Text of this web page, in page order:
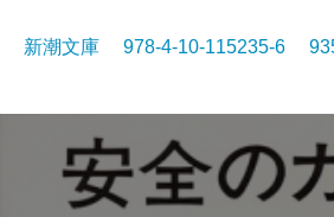
新潮文庫 978-4-10-115235-6